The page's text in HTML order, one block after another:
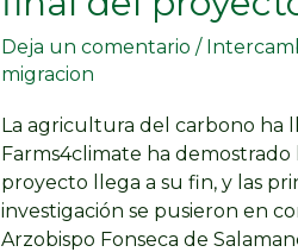
Deja un comentario /
migracion
La agricultura del carbono ha
Farms4climate ha demostrado
proyecto llega a su fin, y las
investigación se pusieron en
Arzobispo Fonseca de